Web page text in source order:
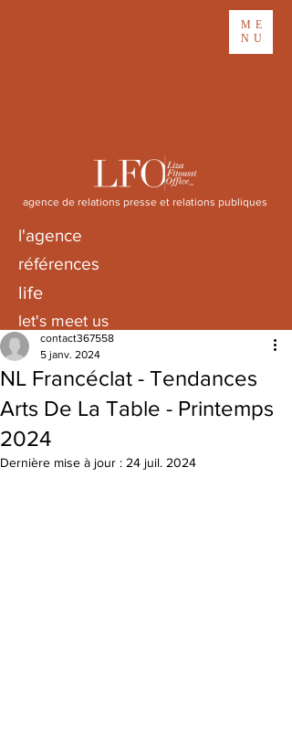
ME
NU
l'agence
références
life
let's meet us
agence de relations presse et relations publiques
NL Francéclat - Tendances
Arts De La Table - Printemps
2024
contact367558
5 janv. 2024
Dernière mise à jour : 24 juil. 2024